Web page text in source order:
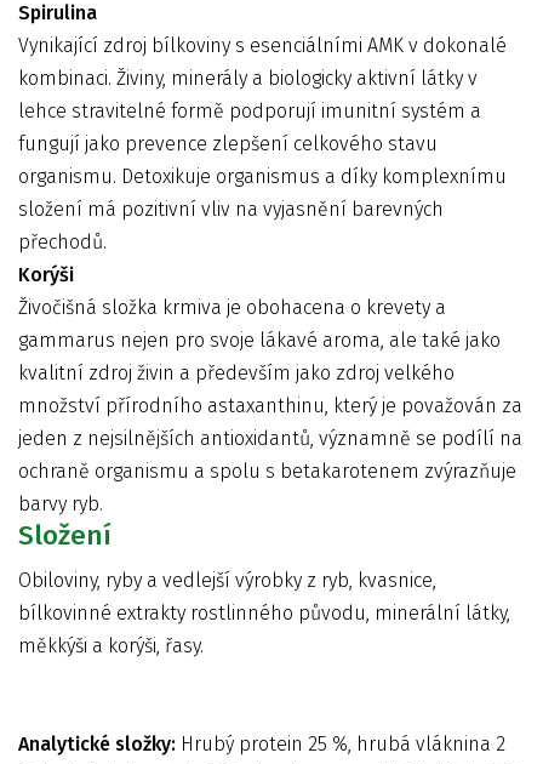
Spirulina
Vynikající zdroj bílkoviny s esenciálními AMK v dokonalé
kombinaci. Živiny, minerály a biologicky aktivní látky v
lehce stravitelné formě podporují imunitní systém a
fungují jako prevence zlepšení celkového stavu
organismu. Detoxikuje organismus a díky komplexnímu
složení má pozitivní vliv na vyjasnění barevných
přechodů.
Korýši
Živočišná složka krmiva je obohacena o krevety a
gammarus nejen pro svoje lákavé aroma, ale také jako
kvalitní zdroj živin a především jako zdroj velkého
množství přírodního astaxanthinu, který je považován za
jeden z nejsilnějších antioxidantů, významně se podílí na
ochraně organismu a spolu s betakarotenem zvýrazňuje
barvy ryb.
Složení
Obiloviny, ryby a vedlejší výrobky z ryb, kvasnice,
bílkovinné extrakty rostlinného původu, minerální látky,
měkkýši a korýši, řasy.
Analytické složky: Hrubý protein 25 %, hrubá vláknina 2